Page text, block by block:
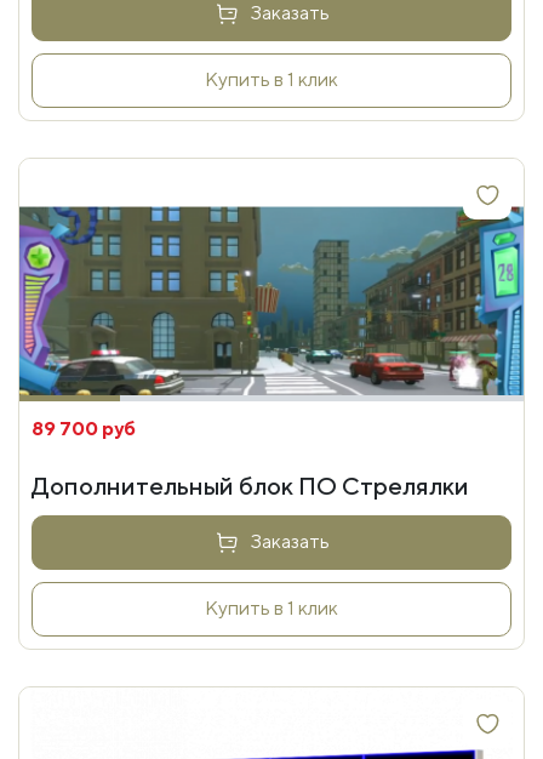
Заказать
Купить в 1 клик
89 700 руб
Дополнительный блок ПО Стрелялки
Заказать
Купить в 1 клик